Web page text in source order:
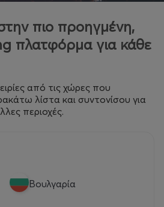
πιο προηγμένη,
πλατφόρμα για κάθε
από τις χώρες που
λίστα και συντονίσου για
περιοχές.
Βουλγαρία